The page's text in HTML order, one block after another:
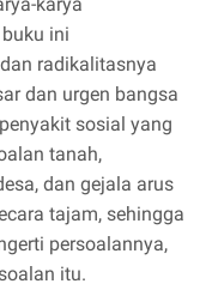
ini
radikalitasnya
dan urgen bangsa
sosial yang
tanah,
dan gejala arus
tajam, sehingga
persoalannya,
itu.